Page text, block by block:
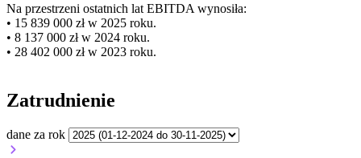
Na przestrzeni ostatnich lat EBITDA wynosiła:
• 15 839 000 zł w 2025 roku.
• 8 137 000 zł w 2024 roku.
• 28 402 000 zł w 2023 roku.
Zatrudnienie
dane za rok